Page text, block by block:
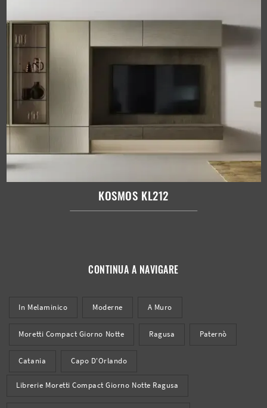
KOSMOS KL212
CONTINUA A NAVIGARE
In Melaminico Moderne A Muro
Moretti Compact Giorno Notte Ragusa Paternò
Catania Capo D'Orlando
Librerie Moretti Compact Giorno Notte Ragusa